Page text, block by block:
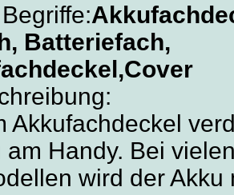
Batteriefach,
Akkufachdeckel
am Handy. Bei
wird der Akku